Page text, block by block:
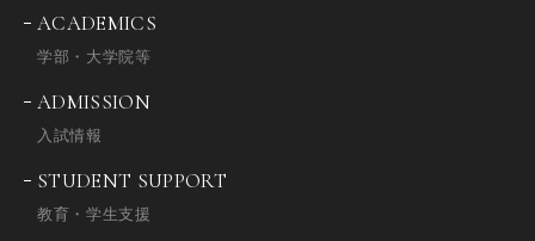
ACADEMICS
学部・大学院等
ADMISSION
入試情報
STUDENT SUPPORT
教育・学生支援